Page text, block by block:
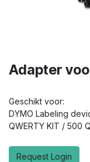
Adapter
Geschikt voor:
DYMO Labeling
QWERTY KIT / 500
Request Login